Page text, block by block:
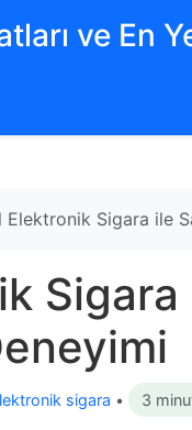
ve En
Elektronik Sigara ile
Sigara
sigara • 3